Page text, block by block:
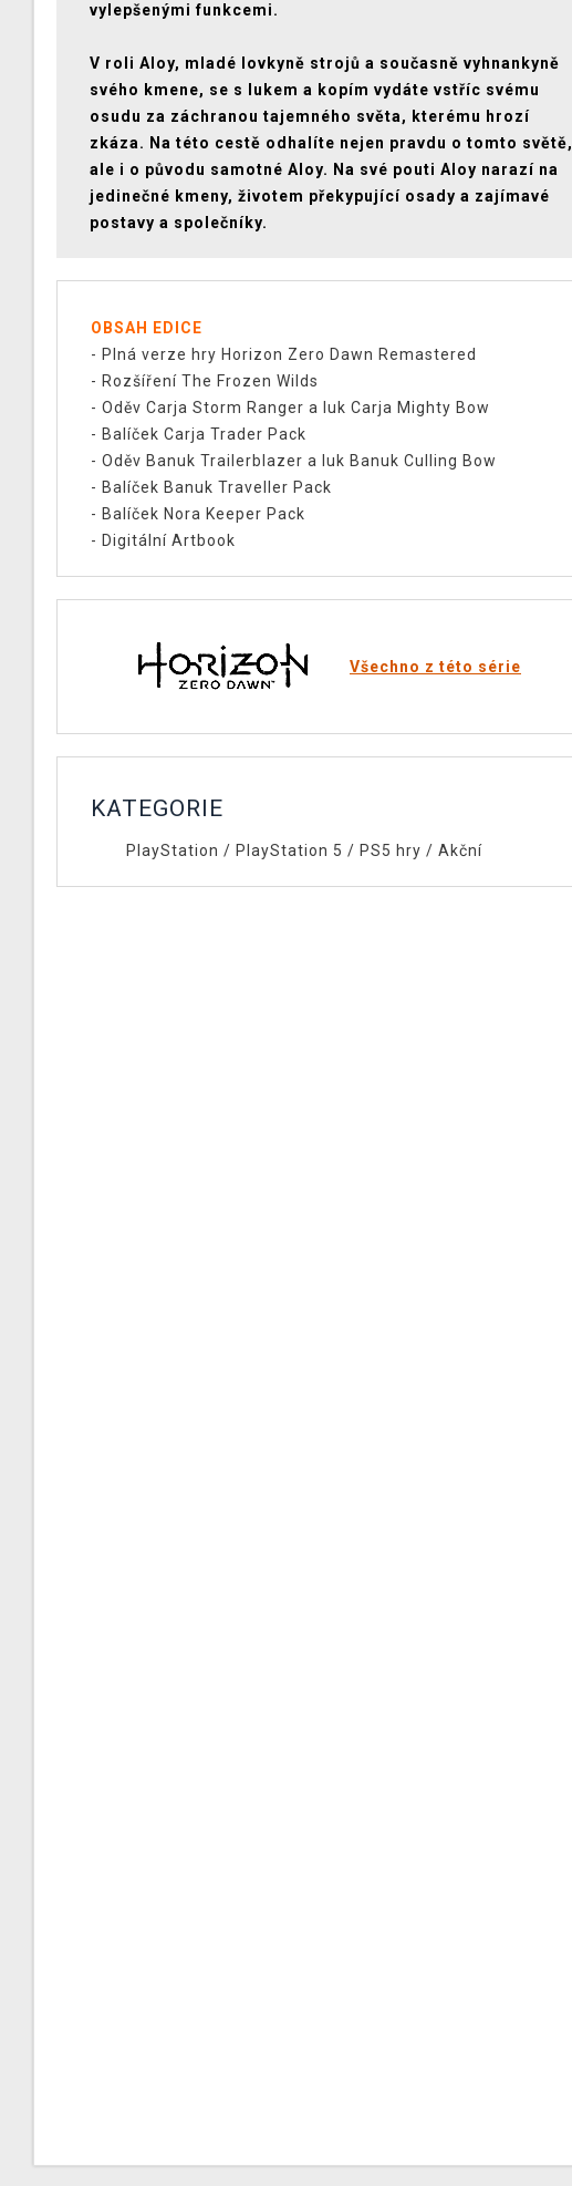
vylepšenými funkcemi.
V roli Aloy, mladé lovkyně strojů a současně vyhnankyně
svého kmene, se s lukem a kopím vydáte vstříc svému
osudu za záchranou tajemného světa, kterému hrozí
zkáza. Na této cestě odhalíte nejen pravdu o tomto světě,
ale i o původu samotné Aloy. Na své pouti Aloy narazí na
jedinečné kmeny, životem překypující osady a zajímavé
postavy a společníky.
OBSAH EDICE
- Plná verze hry Horizon Zero Dawn Remastered
- Rozšíření The Frozen Wilds
- Oděv Carja Storm Ranger a luk Carja Mighty Bow
- Balíček Carja Trader Pack
- Oděv Banuk Trailerblazer a luk Banuk Culling Bow
- Balíček Banuk Traveller Pack
- Balíček Nora Keeper Pack
- Digitální Artbook
Všechno z této série
KATEGORIE
PlayStation / PlayStation 5 / PS5 hry / Akční